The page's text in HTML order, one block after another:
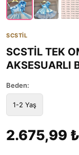
SCSTİL
SCSTİL TEK
AKSESUARLI
Beden:
1-2 Yaş
2.675,99 ₺